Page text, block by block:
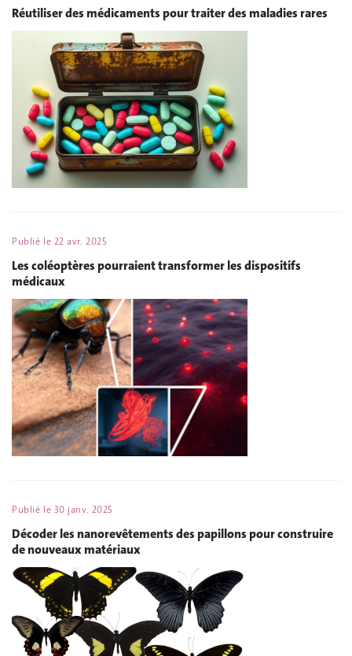
Réutiliser des médicaments pour traiter des maladies rares
Publié le 22 avr. 2025
Les coléoptères pourraient transformer les dispositifs
médicaux
Publié le 30 janv. 2025
Décoder les nanorevêtements des papillons pour construire
de nouveaux matériaux